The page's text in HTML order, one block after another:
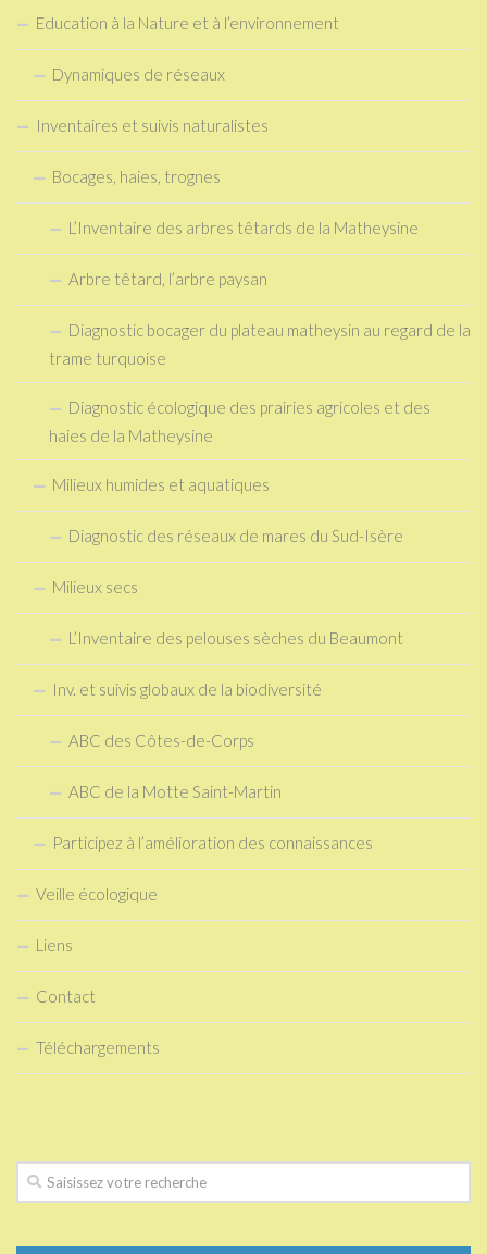
Education à la Nature et à l’environnement
Dynamiques de réseaux
Inventaires et suivis naturalistes
Bocages, haies, trognes
L’Inventaire des arbres têtards de la Matheysine
Arbre têtard, l’arbre paysan
Diagnostic bocager du plateau matheysin au regard de la
trame turquoise
Diagnostic écologique des prairies agricoles et des
haies de la Matheysine
Milieux humides et aquatiques
Diagnostic des réseaux de mares du Sud-Isère
Milieux secs
L’Inventaire des pelouses sèches du Beaumont
Inv. et suivis globaux de la biodiversité
ABC des Côtes-de-Corps
ABC de la Motte Saint-Martin
Participez à l’amélioration des connaissances
Veille écologique
Liens
Contact
Téléchargements